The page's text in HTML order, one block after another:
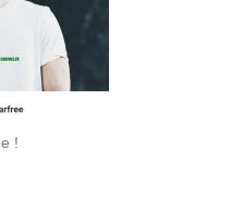
!